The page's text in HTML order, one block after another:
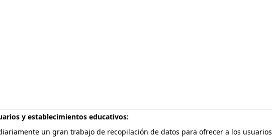
y establecimientos educativos:
un gran trabajo de recopilación de datos para ofrecer a los usuarios